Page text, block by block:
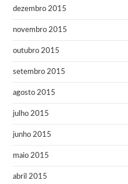
dezembro 2015
novembro 2015
outubro 2015
setembro 2015
agosto 2015
julho 2015
junho 2015
maio 2015
abril 2015